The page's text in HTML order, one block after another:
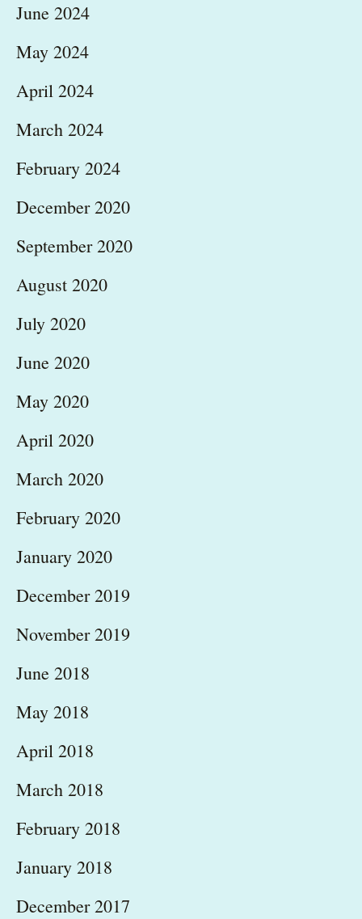
June 2024
May 2024
April 2024
March 2024
February 2024
December 2020
September 2020
August 2020
July 2020
June 2020
May 2020
April 2020
March 2020
February 2020
January 2020
December 2019
November 2019
June 2018
May 2018
April 2018
March 2018
February 2018
January 2018
December 2017